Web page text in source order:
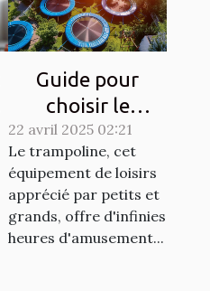
Guide pour
choisir le
trampoline idéal
selon l'espace
disponible
22 avril 2025 02:21
Le trampoline, cet
équipement de loisirs
apprécié par petits et
grands, offre d'infinies
heures d'amusement...